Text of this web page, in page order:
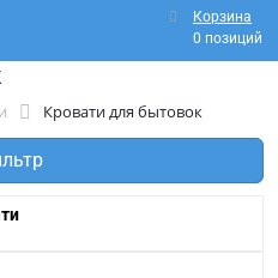
Корзина
0 позиций
Кровати для бытовок